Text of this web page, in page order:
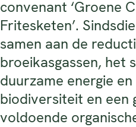
convenant ‘Groene
Fritesketen’.
samen aan de
broeikasgassen, het
duurzame energie
biodiversiteit en een
voldoende